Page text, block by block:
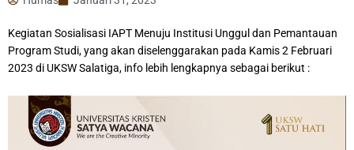
Kegiatan Sosialisasi IAPT Menuju Institusi Unggul dan Pemantauan
Program Studi, yang akan diselenggarakan pada Kamis 2 Februari
2023 di UKSW Salatiga, info lebih lengkapnya sebagai berikut :